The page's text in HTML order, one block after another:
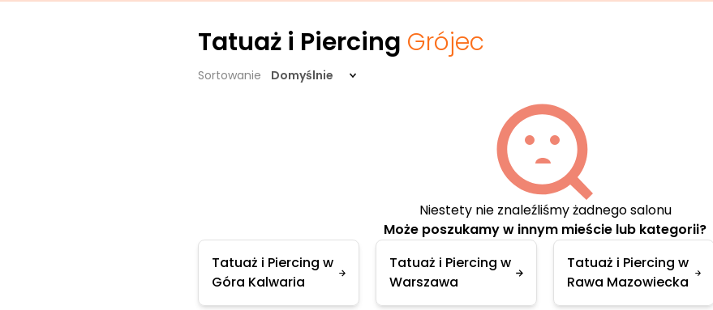
Tatuaż i Piercing Grójec
Sortowanie Domyślnie
Niestety nie znaleźliśmy żadnego salonu
Może poszukamy w innym mieście lub kategorii?
Tatuaż i Piercing w
Góra Kalwaria
Tatuaż i Piercing w
Warszawa
Tatuaż i Piercing w
Rawa Mazowiecka